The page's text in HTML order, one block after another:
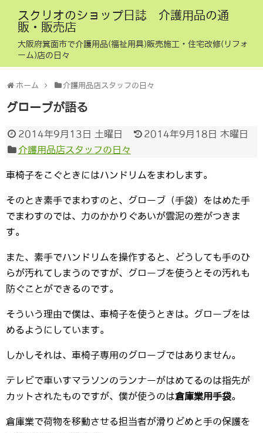
スクリオのショップ日誌 介護用品の通
販・販売店
大阪府箕面市で介護用品(福祉用具)販売施工・住宅改修(リフォ
ーム)店の日々
ホーム 介護用品店スタッフの日々
グローブが語る
2014年9月13日 土曜日
2014年9月18日 木曜日
介護用品店スタッフの日々
車椅子をこぐときにはハンドリムをまわします。
そのとき素手でまわすのと、グローブ（手袋）をはめた手
でまわすのでは、力のかかりぐあいが雲泥の差がつきま
す。
また、素手でハンドリムを操作すると、どうしても手のひ
らが汚れてしまうのですが、グローブを使うとその汚れも
防ぐことができるのです。
そういう理由で僕は、車椅子を使うときは。グローブをは
めるようにしています。
しかしそれは、車椅子専用のグローブではありません。
テレビで車いすマラソンのランナーがはめてるのは指先が
カットされたものですが、僕が使うのは倉庫業用手袋。
倉庫業で荷物を移動させる担当者が滑りどめと手の保護を